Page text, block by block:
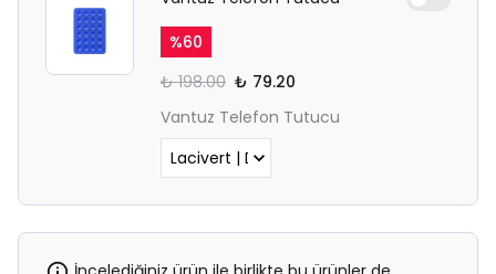
%60
₺ 198.00 ₺ 79.20
Vantuz Telefon Tutucu